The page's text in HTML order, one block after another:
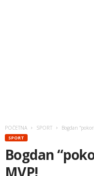
POČETNA SPORT Bogdan
SPORT
Bogdan
MVP!